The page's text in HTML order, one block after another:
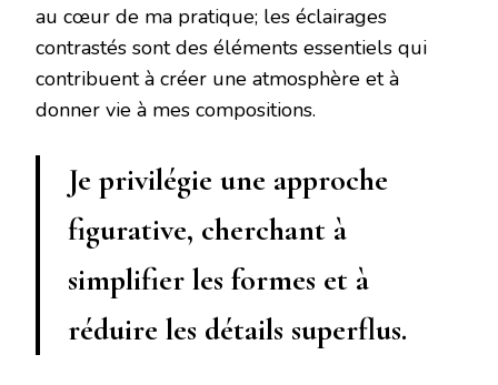
au cœur de ma pratique; les éclairages
contrastés sont des éléments essentiels qui
contribuent à créer une atmosphère et à
donner vie à mes compositions.
Je privilégie une approche
figurative, cherchant à
simplifier les formes et à
réduire les détails superflus.